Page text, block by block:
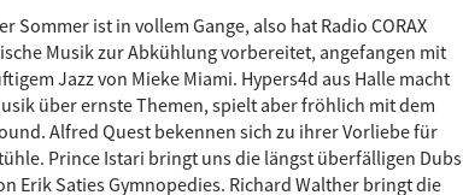
abtaucht. CMAT, bekannt für ihre Mischung
Note, besticht auch mit ihrem zweiten Album, das
Fontaines D.C. veröffentlichen bald ihr
tiefere Erforschung des Post-Punk verspricht, während
seinen politisch aufgeladenen Texten und dynamischen
Sommer ist in vollem Gange, also hat Radio CORAX
Musik zur Abkühlung vorbereitet, angefangen mit
Jazz von Mieke Miami. Hypers4d aus Halle macht
über ernste Themen, spielt aber fröhlich mit dem
Alfred Quest bekennen sich zu ihrer Vorliebe für
Prince Istari bringt uns die längst überfälligen Dubs
Erik Saties Gymnopedies. Richard Walther bringt die